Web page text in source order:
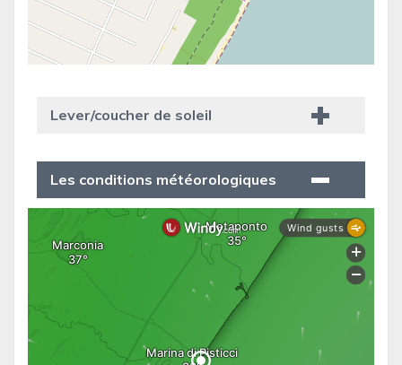
Lever/coucher de soleil
Les conditions météorologiques